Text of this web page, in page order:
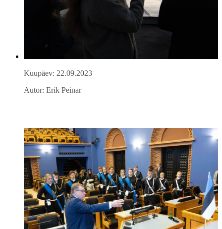
Kuupäev: 22.09.2023
Autor: Erik Peinar